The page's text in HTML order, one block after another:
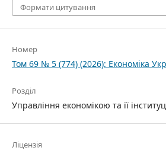
Формати цитування
Номер
Том 69 № 5 (774) (2026): Економіка
Розділ
Управління економікою та її
Ліцензія